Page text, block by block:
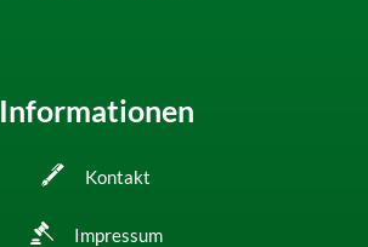
Informationen
Kontakt
Impressum